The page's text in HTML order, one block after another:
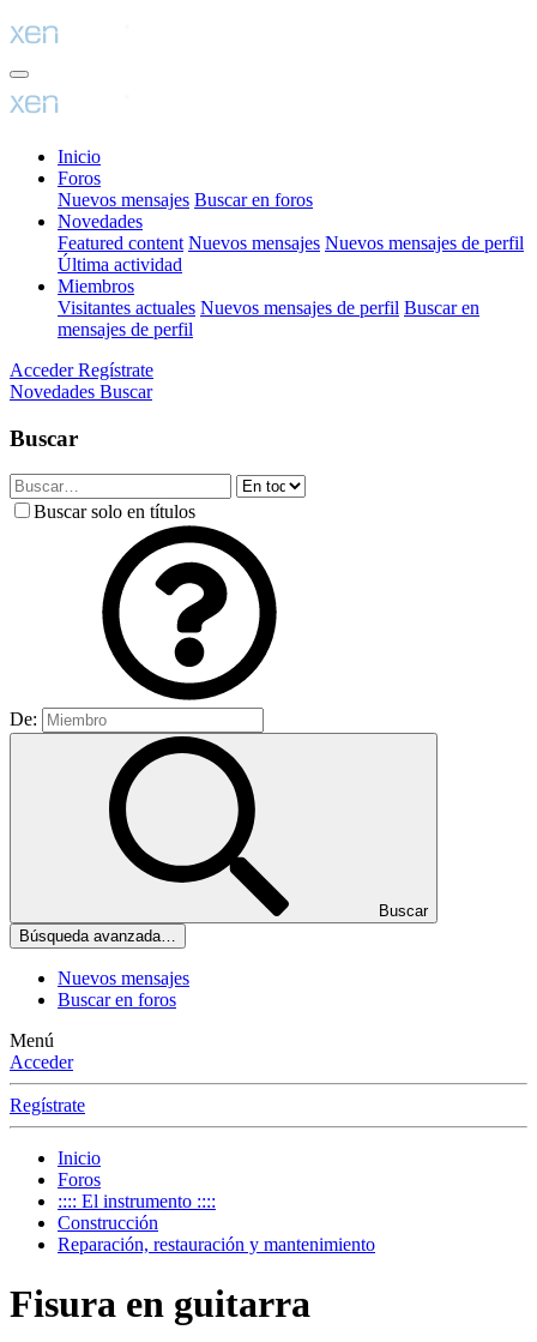
Inicio
Foros
Nuevos mensajes Buscar en foros
Novedades
Featured content Nuevos mensajes Nuevos mensajes de perfil
Última actividad
Miembros
Visitantes actuales Nuevos mensajes de perfil Buscar en
mensajes de perfil
Acceder Regístrate
Novedades Buscar
Buscar
Buscar solo en títulos
De:
Buscar
Búsqueda avanzada…
Nuevos mensajes
Buscar en foros
Menú
Acceder
Regístrate
Inicio
Foros
:::: El instrumento ::::
Construcción
Reparación, restauración y mantenimiento
Fisura en guitarra